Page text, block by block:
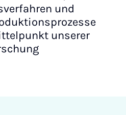
und
unserer